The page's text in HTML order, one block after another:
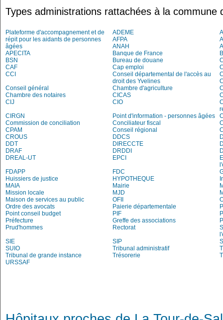
Types administrations rattachées à la commune
Plateforme d'accompagnement et de
répit pour les aidants de personnes
âgées
ADEME
AFPA
ANAH
APECITA
Banque de France
BSN
Bureau de douane
CAF
Cap emploi
CCI
Conseil départemental de l'accès au
droit des Yvelines
Conseil général
Chambre d'agriculture
Chambre des notaires
CICAS
CIJ
CIO
CIRGN
Point d'information - personnes âgées
Commission de conciliation
Conciliateur fiscal
CPAM
Conseil régional
CROUS
DDCS
DDT
DIRECCTE
DRAF
DRDDI
DREAL-UT
EPCI
FDAPP
FDC
Huissiers de justice
HYPOTHEQUE
MAIA
Mairie
Mission locale
MJD
Maison de services au public
OFII
Ordre des avocats
Paierie départementale
Point conseil budget
PIF
Préfecture
Greffe des associations
Prud'hommes
Rectorat
SIE
SIP
SUIO
Tribunal administratif
Tribunal de grande instance
Trésorerie
URSSAF